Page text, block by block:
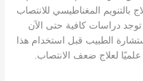
بالتنويم المغناطيسي للانتصاب
دراسات كافية حتى الآن
الطبيب قبل استخدام هذا
لعلاج ضعف الانتصاب.